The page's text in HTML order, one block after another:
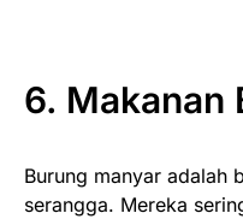
6. Makanan
Burung manyar adalah
serangga. Mereka